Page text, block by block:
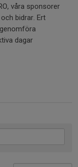
våra sponsorer
bidrar. Ert
dagar